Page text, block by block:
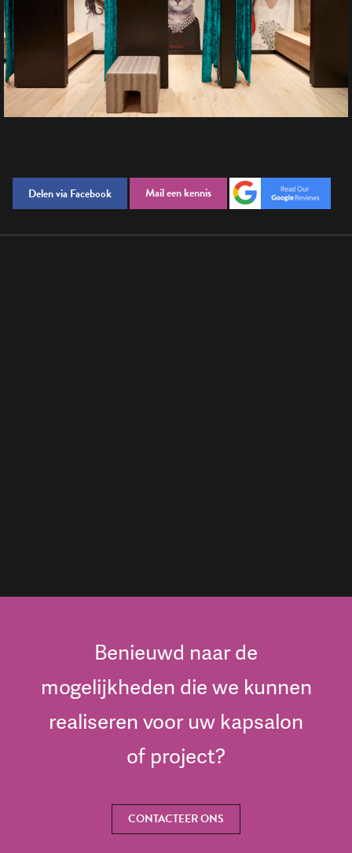
Delen via Facebook Mail een kennis
Benieuwd naar de
mogelijkheden die we kunnen
realiseren voor uw kapsalon
of project?
CONTACTEER ONS